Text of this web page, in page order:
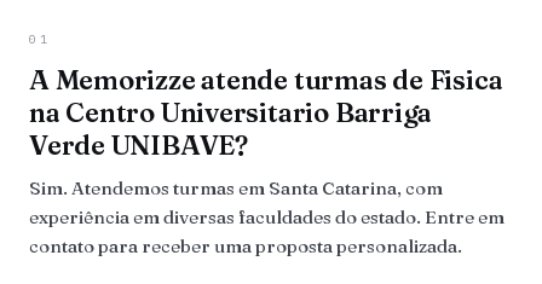
01
A Memorizze atende turmas de Fisica
na Centro Universitario Barriga
Verde UNIBAVE?
Sim. Atendemos turmas em Santa Catarina, com
experiência em diversas faculdades do estado. Entre em
contato para receber uma proposta personalizada.